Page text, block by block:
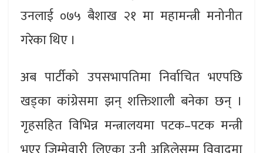
उनलाई ०७५ बैशाख २१ मा महामन्त्री मनोनीत
गरेका थिए ।
अब पार्टीको उपसभापतिमा निर्वाचित भएपछि
खड्का कांग्रेसमा झन् शक्तिशाली बनेका छन् ।
गृहसहित विभिन्न मन्त्रालयमा पटक–पटक मन्त्री